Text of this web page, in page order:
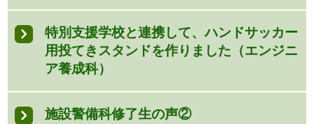
特別支援学校と連携して、ハンドサッカー
用投てきスタンドを作りました（エンジニ
ア養成科）
施設警備科修了生の声②